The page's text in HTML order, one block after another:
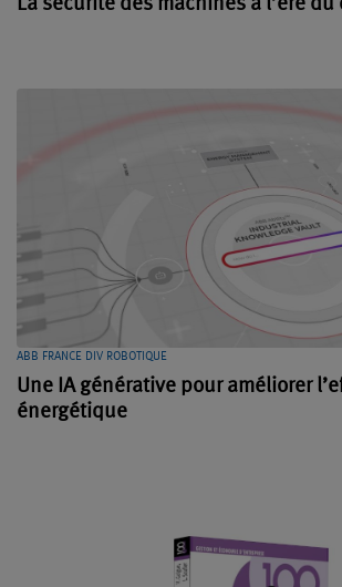
La sécurité des machines à l’ère
ABB FRANCE DIV ROBOTIQUE
Une IA générative pour améliorer
énergétique